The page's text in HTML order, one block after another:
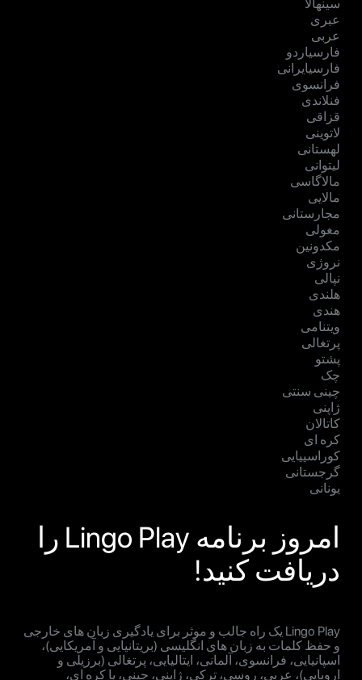
سینهالا
عبری
عربی
فارسیاردو
فارسیایرانی
فرانسوی
فنلاندی
قزاقی
لاتوینی
لهستانی
لیتوانی
مالاگاسی
مالایی
مجارستانی
مغولی
مکدونین
نروژی
نپالی
هلندی
هندی
ویتنامی
پرتغالی
پشتو
چک
چینی سنتی
ژاپنی
کاتالان
کره ای
کوراسییایی
گرجستانی
یونانی
امروز برنامه Lingo Play را
دریافت کنید!
Lingo Play یک راه جالب و موثر برای یادگیری زبان های خارجی
و حفظ کلمات به زبان های انگلیسی (بریتانیایی و آمریکایی)،
اسپانیایی، فرانسوی، آلمانی، ایتالیایی، پرتغالی (برزیلی و
اروپایی)، عربی، روسی، ترکی، ژاپنی، چینی، یا کره ای،